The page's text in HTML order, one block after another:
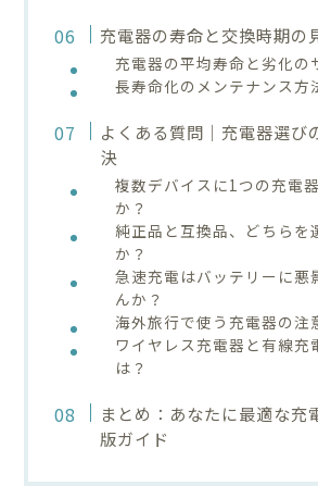
充電器の寿命と交換時期の
充電器の平均寿命と劣化の
長寿命化のメンテナンス方
よくある質問｜充電器選び
決
複数デバイスに1つの充電
か？
純正品と互換品、どちらを
か？
急速充電はバッテリーに悪
んか？
海外旅行で使う充電器の注
ワイヤレス充電器と有線充
は？
まとめ：あなたに最適な充
版ガイド